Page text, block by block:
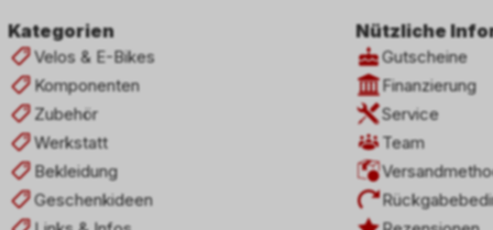
Kategorien
Velos & E-Bikes
Komponenten
Zubehör
Werkstatt
Bekleidung
Geschenkideen
Nützliche
Gutscheine
Finanzierung
Service
Team